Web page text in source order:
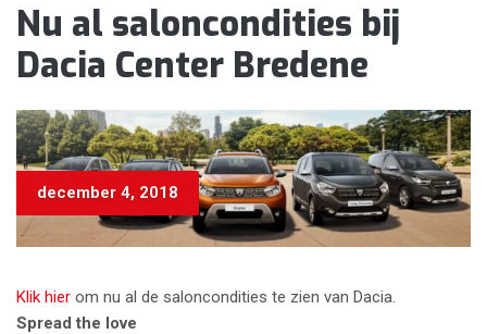
Nu al saloncondities bij
Dacia Center Bredene
december 4, 2018
Klik hier om nu al de saloncondities te zien van Dacia.
Spread the love